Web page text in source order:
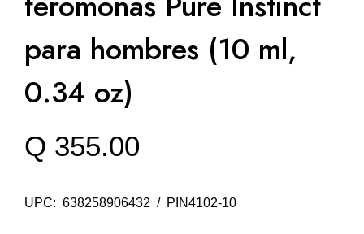
para hombres (10 ml,
0.34 oz)
Q 355.00
UPC: 638258906432 / PIN4102-10